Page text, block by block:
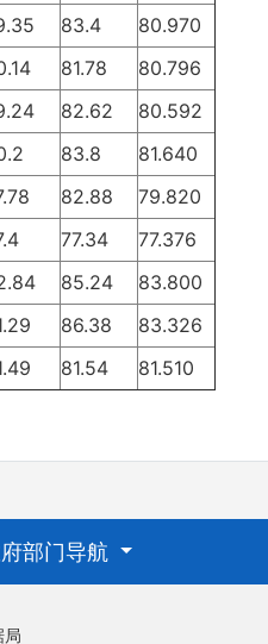
83.4
80.970
81.78
80.796
82.62
80.592
83.8
81.640
82.88
79.820
77.34
77.376
85.24
83.800
86.38
83.326
81.54 81.510
部门导航
局